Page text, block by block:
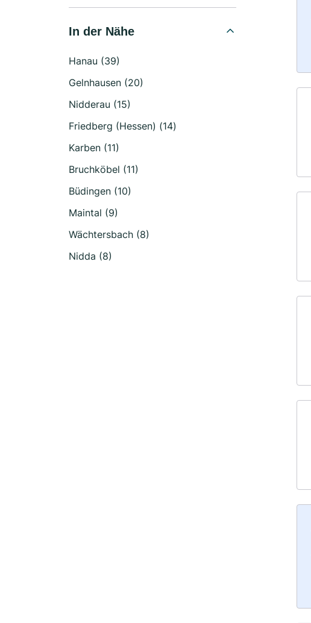
In der Nähe
Hanau (39)
Gelnhausen (20)
Nidderau (15)
Friedberg (Hessen) (14)
Karben (11)
Bruchköbel (11)
Büdingen (10)
Maintal (9)
Wächtersbach (8)
Nidda (8)